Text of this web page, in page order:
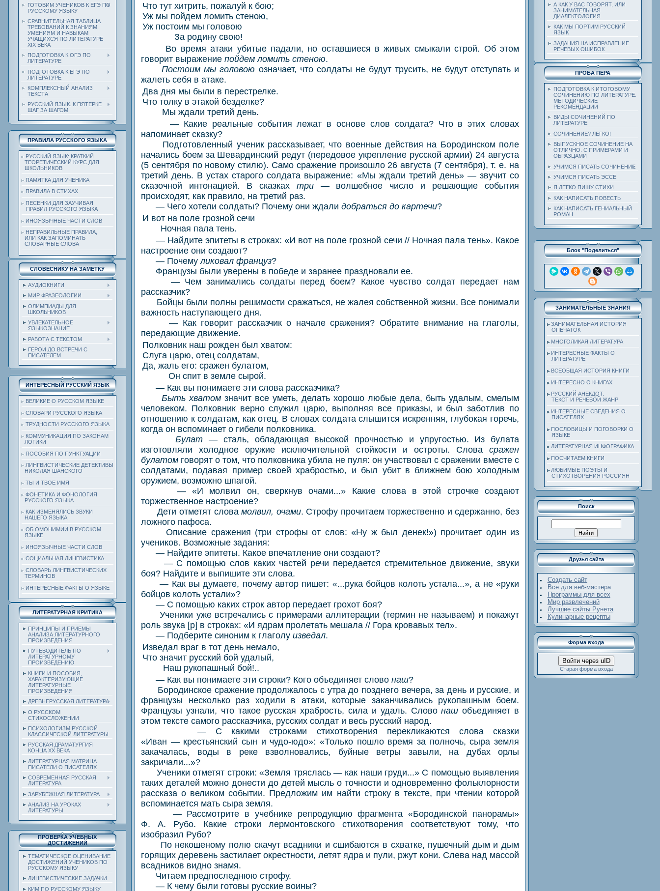
ГОТОВИМ УЧЕНИКОВ К ЕГЭ ПО
РУССКОМУ ЯЗЫКУ
СРАВНИТЕЛЬНАЯ ТАБЛИЦА
ТРЕБОВАНИЙ К ЗНАНИЯМ,
УМЕНИЯМ И НАВЫКАМ
УЧАЩИХСЯ ПО ЛИТЕРАТУРЕ
ХIХ ВЕКА
ПОДГОТОВКА К ОГЭ ПО
ЛИТЕРАТУРЕ
ПОДГОТОВКА К ЕГЭ ПО
ЛИТЕРАТУРЕ
КОМПЛЕКСНЫЙ АНАЛИЗ
ТЕКСТА
РУССКИЙ ЯЗЫК. К ПЯТЕРКЕ
ШАГ ЗА ШАГОМ
ПРАВИЛА РУССКОГО ЯЗЫКА
РУССКИЙ ЯЗЫК: КРАТКИЙ
ТЕОРЕТИЧЕСКИЙ КУРС ДЛЯ
ШКОЛЬНИКОВ
ПАМЯТКА ДЛЯ УЧЕНИКА
ПРАВИЛА В СТИХАХ
ПЕСЕНКИ ДЛЯ ЗАУЧИВАЯ
ПРАВИЛ РУССКОГО ЯЗЫКА
ИНОЯЗЫЧНЫЕ ЧАСТИ СЛОВ
НЕПРАВИЛЬНЫЕ ПРАВИЛА,
ИЛИ КАК ЗАПОМИНАТЬ
СЛОВАРНЫЕ СЛОВА
СЛОВЕСНИКУ НА ЗАМЕТКУ
АУДИОКНИГИ
МИР ФРАЗЕОЛОГИИ
ОЛИМПИАДЫ ДЛЯ
ШКОЛЬНИКОВ
УВЛЕКАТЕЛЬНОЕ
ЯЗЫКОЗНАНИЕ
РАБОТА С ТЕКСТОМ
ГЕРОИ ДО ВСТРЕЧИ С
ПИСАТЕЛЕМ
ИНТЕРЕСНЫЙ РУССКИЙ ЯЗЫК
ВЕЛИКИЕ О РУССКОМ ЯЗЫКЕ
СЛОВАРИ РУССКОГО ЯЗЫКА
ТРУДНОСТИ РУССКОГО ЯЗЫКА
КОММУНИКАЦИЯ ПО ЗАКОНАМ
ЛОГИКИ
ПОСОБИЯ ПО ПУНКТУАЦИИ
ЛИНГВИСТИЧЕСКИЕ ДЕТЕКТИВЫ
НИКОЛАЯ ШАНСКОГО
ТЫ И ТВОЕ ИМЯ
ФОНЕТИКА И ФОНОЛОГИЯ
РУССКОГО ЯЗЫКА
КАК ИЗМЕНЯЛИСЬ ЗВУКИ
НАШЕГО ЯЗЫКА
ОБ ОМОНИМИИ В РУССКОМ
ЯЗЫКЕ
ИНОЯЗЫЧНЫЕ ЧАСТИ СЛОВ
СОЦИАЛЬНАЯ ЛИНГВИСТИКА
СЛОВАРЬ ЛИНГВИСТИЧЕСКИХ
ТЕРМИНОВ
ИНТЕРЕСНЫЕ ФАКТЫ О ЯЗЫКЕ
ЛИТЕРАТУРНАЯ КРИТИКА
ПРИНЦИПЫ И ПРИЕМЫ
АНАЛИЗА ЛИТЕРАТУРНОГО
ПРОИЗВЕДЕНИЯ
ПУТЕВОДИТЕЛЬ ПО
ЛИТЕРАТУРНОМУ
ПРОИЗВЕДЕНИЮ
КНИГИ И ПОСОБИЯ,
ХАРАКТЕРИЗУЮЩИЕ
ЛИТЕРАТУРНЫЕ
ПРОИЗВЕДЕНИЯ
ДРЕВНЕРУССКАЯ ЛИТЕРАТУРА
О РУССКОМ
СТИХОСЛОЖЕНИИ
ПСИХОЛОГИЗМ РУССКОЙ
КЛАССИЧЕСКОЙ ЛИТЕРАТУРЫ
РУССКАЯ ДРАМАТУРГИЯ
КОНЦА ХХ ВЕКА
ЛИТЕРАТУРНАЯ МАТРИЦА.
ПИСАТЕЛИ О ПИСАТЕЛЯХ
СОВРЕМЕННАЯ РУССКАЯ
ЛИТЕРАТУРА
ЗАРУБЕЖНАЯ ЛИТЕРАТУРА
АНАЛИЗ НА УРОКАХ
ЛИТЕРАТУРЫ
ПРОВЕРКА УЧЕБНЫХ
ДОСТИЖЕНИЙ
ТЕМАТИЧЕСКОЕ ОЦЕНИВАНИЕ
ДОСТИЖЕНИЙ УЧЕНИКОВ ПО
РУССКОМУ ЯЗЫКУ
ЛИНГВИСТИЧЕСКИЕ ЗАДАЧКИ
КИМ ПО РУССКОМУ ЯЗЫКУ
Что тут хитрить, пожалуй к бою;
Уж мы пойдем ломить стеною,
Уж постоим мы головою
За родину свою!
Во время атаки убитые падали, но оставшиеся в живых смыкали строй. Об этом
говорит выражение пойдем ломить стеною.
Постоим мы головою означает, что солдаты не будут трусить, не будут отступать и
жалеть себя в атаке.
Два дня мы были в перестрелке.
Что толку в этакой безделке?
Мы ждали третий день.
— Какие реальные события лежат в основе слов солдата? Что в этих словах
напоминает сказку?
Подготовленный ученик рассказывает, что военные действия на Бородинском поле
начались боем за Шевардинский редут (передовое укрепление русской армии) 24 августа
(5 сентября по новому стилю). Само сражение произошло 26 августа (7 сентября), т. е. на
третий день. В устах старого солдата выражение: «Мы ждали третий день» — звучит со
сказочной интонацией. В сказках три— волшебное число и решающие события
происходят, как правило, на третий раз.
— Чего хотели солдаты? Почему они ждали добраться до картечи?
И вот на поле грозной сечи
Ночная пала тень.
— Найдите эпитеты в строках: «И вот на поле грозной сечи // Ночная пала тень». Какое
настроение они создают?
— Почемуликовал француз?
Французы были уверены в победе и заранее праздновали ее.
— Чем занимались солдаты перед боем? Какое чувство солдат передает нам
рассказчик?
Бойцы были полны решимости сражаться, не жалея собственной жизни. Все понимали
важность наступающего дня.
— Как говорит рассказчик о начале сражения? Обратите внимание на глаголы,
передающие движение.
Полковник наш рожден был хватом:
Слуга царю, отец солдатам,
Да, жаль его: сражен булатом,
Он спит в земле сырой.
— Как вы понимаете эти слова рассказчика?
Быть хватом значит все уметь, делать хорошо любые дела, быть удалым, смелым
человеком. Полковник верно служил царю, выполняя все приказы, и был заботлив по
отношению к солдатам, как отец. В словах солдата слышится искренняя, глубокая горечь,
когда он вспоминает о гибели полковника.
Булат — сталь, обладающая высокой прочностью и упругостью. Из булата
изготовляли холодное оружие исключительной стойкости и остроты. Слова сражен
булатом говорят о том, что полковника убила не пуля: он участвовал с сражении вместе с
солдатами, подавая пример своей храбростью, и был убит в ближнем бою холодным
оружием, возможно шпагой.
— «И молвил он, сверкнув очами...» Какие слова в этой строчке создают
торжественное настроение?
Дети отметят словамолвил, очами. Строфу прочитаем торжественно и сдержанно, без
ложного пафоса.
Описание сражения (три строфы от слов: «Ну ж был денек!») прочитает один из
учеников. Возможные задания:
— Найдите эпитеты. Какое впечатление они создают?
— С помощью слов каких частей речи передается стремительное движение, звуки
боя? Найдите и выпишите эти слова.
— Как вы думаете, почему автор пишет: «...рука бойцов колоть устала...», а не «руки
бойцов колоть устали»?
— С помощью каких строк автор передает грохот боя?
Ученики уже встречались с примерами аллитерации (термин не называем) и покажут
роль звука [р] в строках: «И ядрам пролетать мешала // Гора кровавых тел».
— Подберите синоним к глаголу изведал.
Изведал враг в тот день немало,
Что значит русский бой удалый,
Наш рукопашный бой!..
— Как вы понимаете эти строки? Кого объединяет слово наш?
Бородинское сражение продолжалось с утра до позднего вечера, за день и русские, и
французы несколько раз ходили в атаки, которые заканчивались рукопашным боем.
Французы узнали, что такое русская храбрость, сила и удаль. Словонаш объединяет в
этом тексте самого рассказчика, русских солдат и весь русский народ.
— С какими строками стихотворения перекликаются слова сказки
«Иван — крестьянский сын и чудо-юдо»: «Только пошло время за полночь, сыра земля
закачалась, воды в реке взволновались, буйные ветры завыли, на дубах орлы
закричали...»?
Ученики отметят строки: «Земля тряслась — как наши груди...» С помощью выявления
таких деталей можно донести до детей мысль о точности и одновременно фольклорности
рассказа о великом событии. Предложим им найти строку в тексте, при чтении которой
вспоминается мать сыра земля.
— Рассмотрите в учебнике репродукцию фрагмента «Бородинской панорамы»
Ф. А. Рубо. Какие строки лермонтовского стихотворения соответствуют тому, что
изобразил Рубо?
По некошеному полю скачут всадники и сшибаются в схватке, пушечный дым и дым
горящих деревень застилает окрестности, летят ядра и пули, ржут кони. Слева над массой
всадников видно знамя.
Читаем предпоследнюю строфу.
— К чему были готовы русские воины?
А КАК У ВАС ГОВОРЯТ, ИЛИ
ЗАНИМАТЕЛЬНАЯ
ДИАЛЕКТОЛОГИЯ
КАК МЫ ПОРТИМ РУССКИЙ
ЯЗЫК
ЗАДАНИЯ НА ИСПРАВЛЕНИЕ
РЕЧЕВЫХ ОШИБОК
ПРОБА ПЕРА
ПОДГОТОВКА К ИТОГОВОМУ
СОЧИНЕНИЮ ПО ЛИТЕРАТУРЕ.
МЕТОДИЧЕСКИЕ
РЕКОМЕНДАЦИИ
ВИДЫ СОЧИНЕНИЙ ПО
ЛИТЕРАТУРЕ
СОЧИНЕНИЕ? ЛЕГКО!
ВЫПУСКНОЕ СОЧИНЕНИЕ НА
ОТЛИЧНО. С ПРИМЕРАМИ И
ОБРАЗЦАМИ
УЧИМСЯ ПИСАТЬ СОЧИНЕНИЕ
УЧИМСЯ ПИСАТЬ ЭССЕ
Я ЛЕГКО ПИШУ СТИХИ
КАК НАПИСАТЬ ПОВЕСТЬ
КАК НАПИСАТЬ ГЕНИАЛЬНЫЙ
РОМАН
Блок "Поделиться"
ЗАНИМАТЕЛЬНЫЕ ЗНАНИЯ
ЗАНИМАТЕЛЬНАЯ ИСТОРИЯ
ОПЕЧАТОК
МНОГОЛИКАЯ ЛИТЕРАТУРА
ИНТЕРЕСНЫЕ ФАКТЫ О
ЛИТЕРАТУРЕ
ВСЕОБЩАЯ ИСТОРИЯ КНИГИ
ИНТЕРЕСНО О КНИГАХ
РУССКИЙ АНЕКДОТ.
ТЕКСТ И РЕЧЕВОЙ ЖАНР
ИНТЕРЕСНЫЕ СВЕДЕНИЯ О
ПИСАТЕЛЯХ
ПОСЛОВИЦЫ И ПОГОВОРКИ О
ЯЗЫКЕ
ЛИТЕРАТУРНАЯ ИНФОГРАФИКА
ПОСЧИТАЕМ КНИГИ
ЛЮБИМЫЕ ПОЭТЫ И
СТИХОТВОРЕНИЯ РОССИЯН
Поиск
Друзья сайта
Создать сайт
Все для веб-мастера
Программы для всех
Мир развлечений
Лучшие сайты Рунета
Кулинарные рецепты
Форма входа
Войти через uID
Старая форма входа